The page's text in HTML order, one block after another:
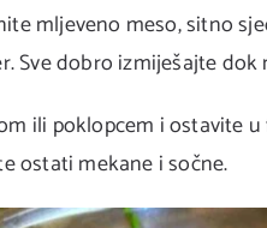
mljeveno meso, sitno
Sve dobro izmiješajte
ili poklopcem i ostavite
ostati mekane i sočne.